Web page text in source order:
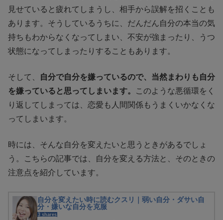
見せていると疲れてしまうし、相手から誤解を招くことも
あります。そうしているうちに、だんだん自分の本当の気
持ちもわからなくなってしまい、不安が強まったり、うつ
状態になってしまったりすることもあります。
そして、
自分で自分を嫌っているので、当然まわりも自分
を嫌っていると思ってしまいます。
このような悪循環をく
り返してしまっては、恋愛も人間関係もうまくいかなくな
ってしまいます。
時には、そんな自分を変えたいと思うときがあるでしょ
う。こちらの記事では、自分を変える方法と、そのときの
注意点を紹介しています。
自分を変えたい時に読むクスリ｜弱い自分・ダサい自
分・嫌いな自分を克服
3 shares